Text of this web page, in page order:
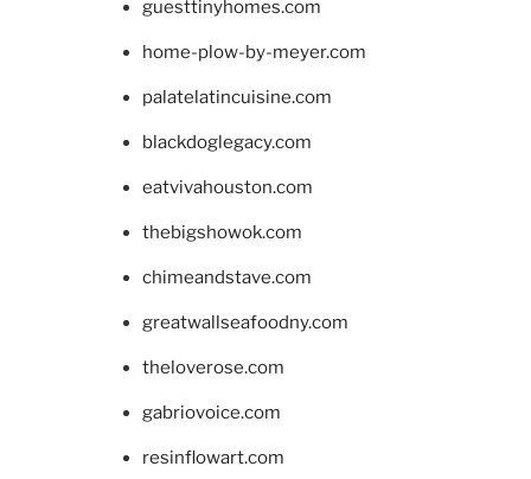
guesttinyhomes.com
home-plow-by-meyer.com
palatelatincuisine.com
blackdoglegacy.com
eatvivahouston.com
thebigshowok.com
chimeandstave.com
greatwallseafoodny.com
theloverose.com
gabriovoice.com
resinflowart.com